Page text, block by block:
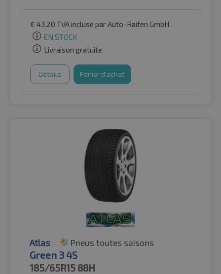
€ 43.20 TVA incluse par Auto-Raifen GmbH
EN STOCK
Livraison gratuite
Détails Panier d'achat
Atlas Pneus toutes saisons
Green 3 4S
185/65R15 88H